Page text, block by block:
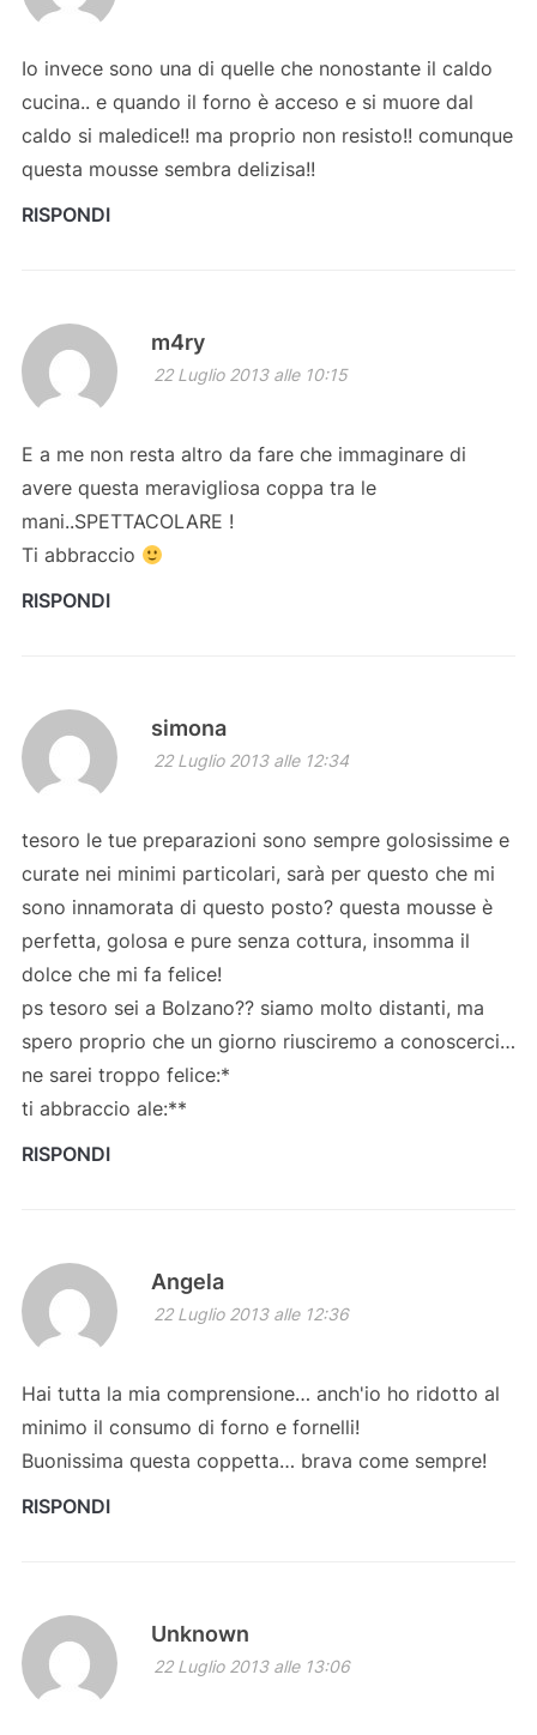
Io invece sono una di quelle che nonostante il caldo
cucina.. e quando il forno è acceso e si muore dal
caldo si maledice!! ma proprio non resisto!! comunque
questa mousse sembra delizisa!!
RISPONDI
m4ry
22 Luglio 2013 alle 10:15
E a me non resta altro da fare che immaginare di
avere questa meravigliosa coppa tra le
mani..SPETTACOLARE !
Ti abbraccio
RISPONDI
simona
22 Luglio 2013 alle 12:34
tesoro le tue preparazioni sono sempre golosissime e
curate nei minimi particolari, sarà per questo che mi
sono innamorata di questo posto? questa mousse è
perfetta, golosa e pure senza cottura, insomma il
dolce che mi fa felice!
ps tesoro sei a Bolzano?? siamo molto distanti, ma
spero proprio che un giorno riusciremo a conoscerci…
ne sarei troppo felice:*
ti abbraccio ale:**
RISPONDI
Angela
22 Luglio 2013 alle 12:36
Hai tutta la mia comprensione… anch'io ho ridotto al
minimo il consumo di forno e fornelli!
Buonissima questa coppetta… brava come sempre!
RISPONDI
Unknown
22 Luglio 2013 alle 13:06